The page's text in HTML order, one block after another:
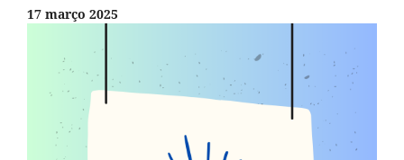
17 março 2025